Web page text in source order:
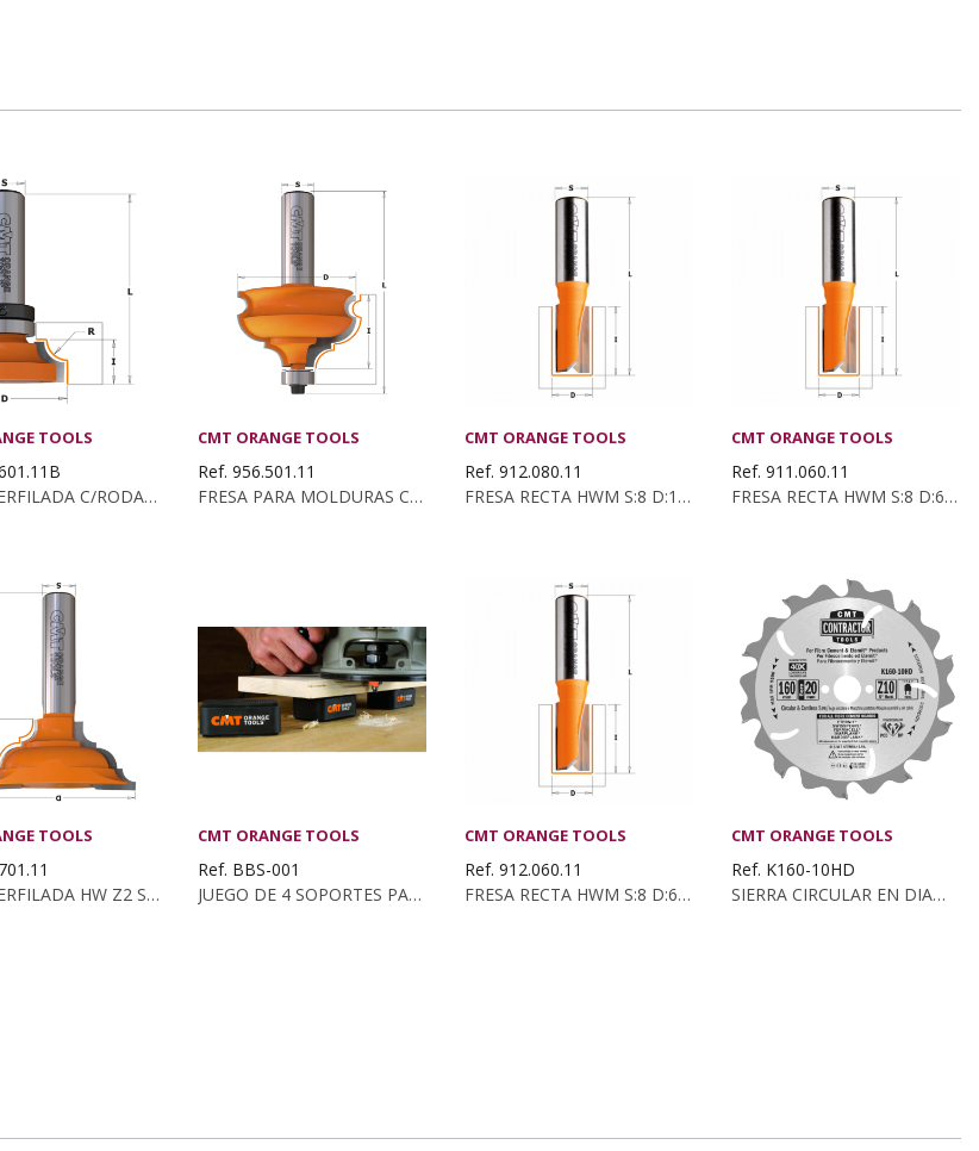
TOOLS
FRESA PERFILADA C/RODAM. HM S:8 D:38
TOOLS
FRESA PERFILADA HW Z2 S:12 D:58X26 R:5/8 L:73.5...
CMT ORANGE TOOLS
Ref. 956.501.11
FRESA PARA MOLDURAS C/RODAM. HM S:12 D:47.5X28.5
CMT ORANGE TOOLS
Ref. BBS-001
JUEGO DE 4 SOPORTES PARA MESAS DE TRABAJO
CMT ORANGE TOOLS
Ref. 912.080.11
FRESA RECTA HWM S:8 D:10x30
CMT ORANGE TOOLS
Ref. 912.060.11
FRESA RECTA HWM S:8 D:6x25
CMT ORANGE TOOLS
Ref. 911.060.11
FRESA RECTA HWM S:8 D:6x16
CMT ORANGE TOOLS
Ref. K160-10HD
SIERRA CIRCULAR EN DIAMANTE PARA MAT. ABRASIVOS...